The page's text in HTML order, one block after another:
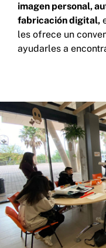
imagen personal,
fabricación digital,
les ofrece un
ayudarles a